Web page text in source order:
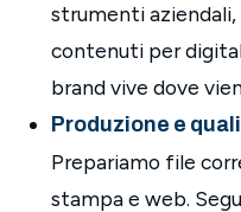
strumenti
contenuti per
brand vive dove
Produzione e
Prepariamo file
stampa e web.